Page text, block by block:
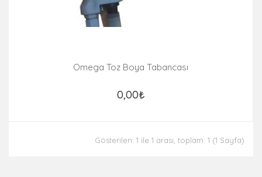
Omega Toz Boya Tabancası
0,00₺
Gösterilen: 1 ile 1 arası, toplam: 1 (1 Sayfa)